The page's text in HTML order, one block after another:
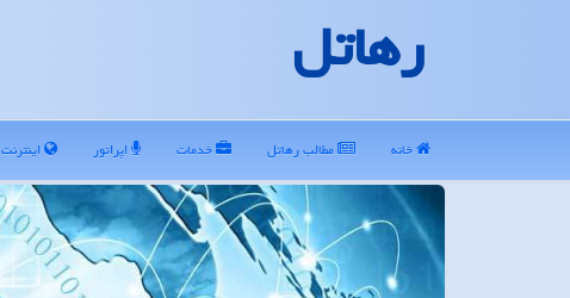
رهاتل
خانه مطالب رهاتل خدمات اپراتور اینترنت